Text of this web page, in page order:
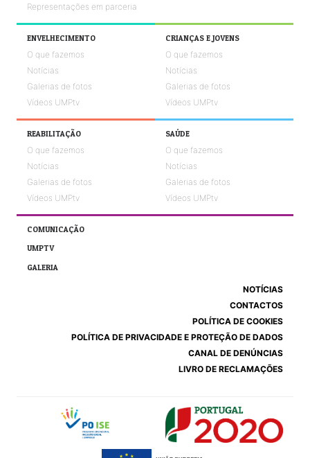
Representações em parceria
ENVELHECIMENTO
O que fazemos
Notícias
Galerias de fotos
Vídeos UMPtv
CRIANÇAS E JOVENS
O que fazemos
Notícias
Galerias de fotos
Vídeos UMPtv
REABILITAÇÃO
O que fazemos
Notícias
Galerias de fotos
Vídeos UMPtv
SAÚDE
O que fazemos
Notícias
Galerias de fotos
Vídeos UMPtv
COMUNICAÇÃO
UMPTV
GALERIA
NOTÍCIAS
CONTACTOS
POLÍTICA DE COOKIES
POLÍTICA DE PRIVACIDADE E PROTEÇÃO DE DADOS
CANAL DE DENÚNCIAS
LIVRO DE RECLAMAÇÕES